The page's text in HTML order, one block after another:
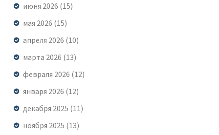
июня 2026 (15)
мая 2026 (15)
апреля 2026 (10)
марта 2026 (13)
февраля 2026 (12)
января 2026 (12)
декабря 2025 (11)
ноября 2025 (13)